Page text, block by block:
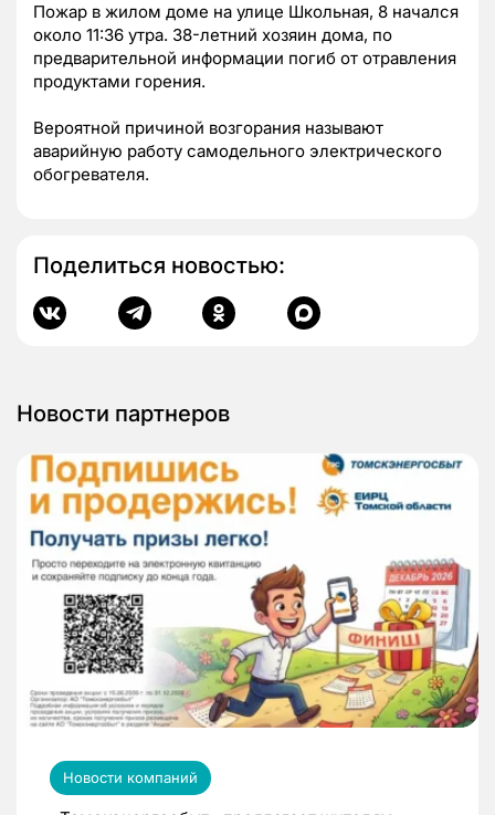
Пожар в жилом доме на улице Школьная, 8 начался
около 11:36 утра. 38-летний хозяин дома, по
предварительной информации погиб от отравления
продуктами горения.
Вероятной причиной возгорания называют
аварийную работу самодельного электрического
обогревателя.
Поделиться новостью:
Новости партнеров
Новости компаний